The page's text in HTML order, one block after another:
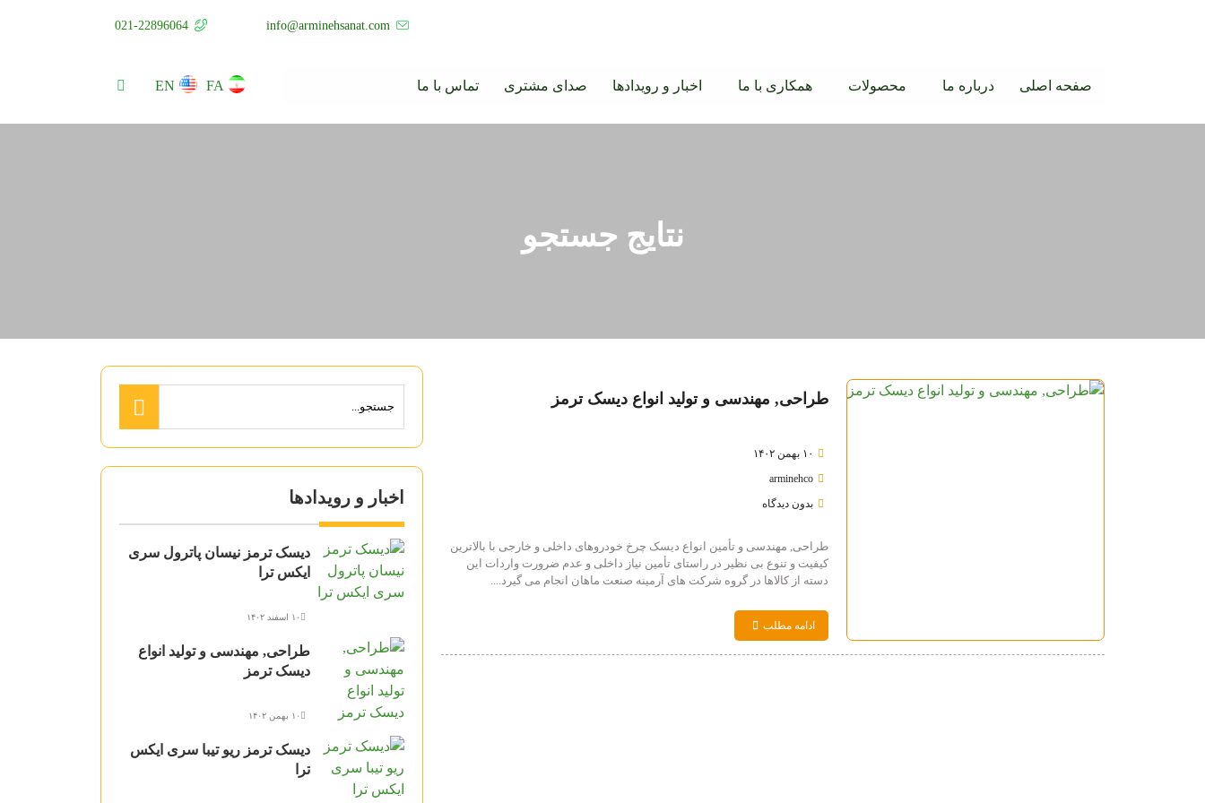
info@arminehsanat.com
021-22896064
صفحه اصلی درباره ما محصولات همکاری با ما اخبار و رویدادها صدای مشتری تماس با ما FA
EN
نتایج جستجو
طراحی, مهندسی و تولید انواع دیسک ترمز
۱۰ بهمن ۱۴۰۲
arminehco
بدون دیدگاه
طراحی, مهندسی و تأمین انواع دیسک چرخ خودروهای داخلی و خارجی با بالاترین
کیفیت و تنوع بی نظیر در راستای تأمین نیاز داخلی و عدم ضرورت واردات این
دسته از کالاها در گروه شرکت های آرمینه صنعت ماهان انجام می گیرد....
ادامه مطلب
اخبار و رویدادها
دیسک ترمز نیسان پاترول سری
ایکس ترا
۱۰ اسفند ۱۴۰۲
طراحی, مهندسی و تولید انواع
دیسک ترمز
۱۰ بهمن ۱۴۰۲
دیسک ترمز ریو تیبا سری ایکس
ترا